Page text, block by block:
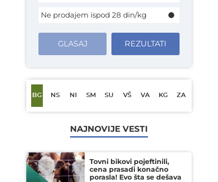
Ne prodajem ispod 28 din/kg
GLASAJ REZULTATI
BG NS NI SM SU VŠ VA KG ZA
NAJNOVIJE VESTI
Tovni bikovi pojeftinili,
cena prasadi konačno
porasla! Evo šta se dešava